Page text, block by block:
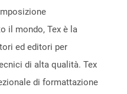
il mondo, Tex è la
ed editori per
di alta qualità. Tex
di formattazione